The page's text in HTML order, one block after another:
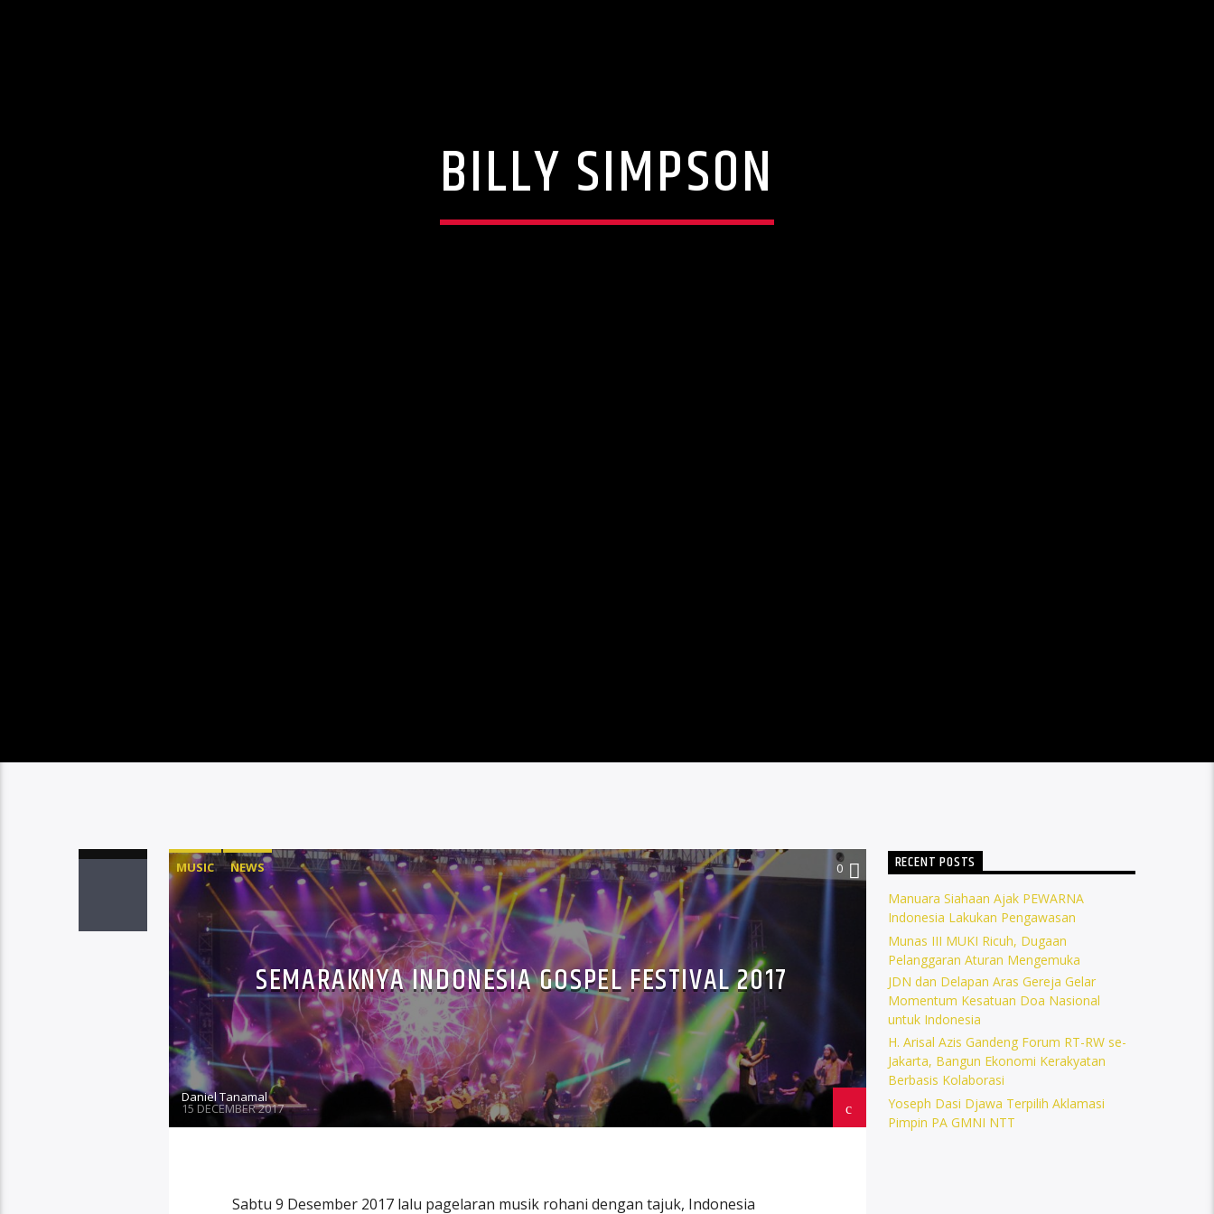
BILLY SIMPSON
MUSIC NEWS 0
SEMARAKNYA INDONESIA GOSPEL FESTIVAL 2017
Daniel Tanamal
15 DECEMBER 2017
Sabtu 9 Desember 2017 lalu pagelaran musik rohani dengan tajuk, Indonesia
RECENT POSTS
Manuara Siahaan Ajak PEWARNA
Indonesia Lakukan Pengawasan
Munas III MUKI Ricuh, Dugaan
Pelanggaran Aturan Mengemuka
JDN dan Delapan Aras Gereja Gelar
Momentum Kesatuan Doa Nasional
untuk Indonesia
H. Arisal Azis Gandeng Forum RT-RW se-
Jakarta, Bangun Ekonomi Kerakyatan
Berbasis Kolaborasi
Yoseph Dasi Djawa Terpilih Aklamasi
Pimpin PA GMNI NTT